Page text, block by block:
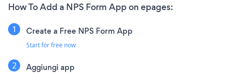
How To Add a NPS Form App on epages:
Create a Free NPS Form App
Start for free now
Aggiungi app